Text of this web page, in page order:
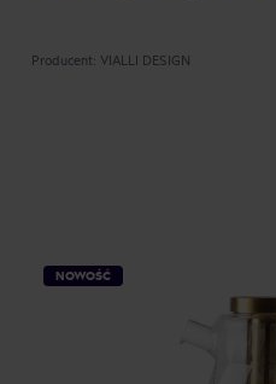
Producent: VIALLI DESIGN
NOWOŚĆ